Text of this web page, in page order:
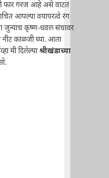
फार गरज आहे असे वाटत
आपल्या वयापरत्वे रंग
जुन्याच कृष्ण-धवल संचावर
नीट काळजी घ्या. आता
मी दिलेल्याश्रीखंडाच्या